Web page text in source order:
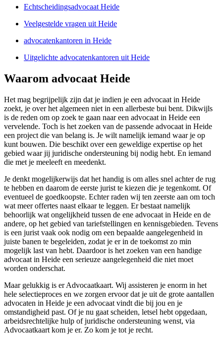
Echtscheidingsadvocaat Heide
Veelgestelde vragen uit Heide
advocatenkantoren in Heide
Uitgelichte advocatenkantoren uit Heide
Waarom advocaat Heide
Het mag begrijpelijk zijn dat je indien je een advocaat in Heide
zoekt, je over het algemeen niet in een allerbeste bui bent. Dikwijls
is de reden om op zoek te gaan naar een advocaat in Heide een
vervelende. Toch is het zoeken van de passende advocaat in Heide
een project die van belang is. Je wilt namelijk iemand waar je op
kunt bouwen. Die beschikt over een geweldige expertise op het
gebied waar jij juridische ondersteuning bij nodig hebt. En iemand
die met je meeleeft en meedenkt.
Je denkt mogelijkerwijs dat het handig is om alles snel achter de rug
te hebben en daarom de eerste jurist te kiezen die je tegenkomt. Of
eventueel de goedkoopste. Echter raden wij ten zeerste aan om toch
wat meer offertes naast elkaar te leggen. Er bestaat namelijk
behoorlijk wat ongelijkheid tussen de ene advocaat in Heide en de
andere, op het gebied van tariefstellingen en kennisgebieden. Tevens
is een jurist vaak ook nodig om een bepaalde aangelegenheid in
juiste banen te begeleiden, zodat je er in de toekomst zo min
mogelijk last van hebt. Daardoor is het zoeken van een handige
advocaat in Heide een serieuze aangelegenheid die niet moet
worden onderschat.
Maar gelukkig is er Advocaatkaart. Wij assisteren je enorm in het
hele selectieproces en we zorgen ervoor dat je uit de grote aantallen
advocaten in Heide je een advocaat vindt die bij jou en je
omstandigheid past. Of je nu gaat scheiden, letsel hebt opgedaan,
arbeidsrechtelijke hulp of juridische ondersteuning wenst, via
Advocaatkaart kom je er. Zo kom je tot je recht.